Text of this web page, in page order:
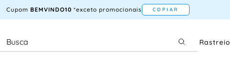
Cupom BEMVINDO10 *exceto promocionais COPIAR
Rastreio